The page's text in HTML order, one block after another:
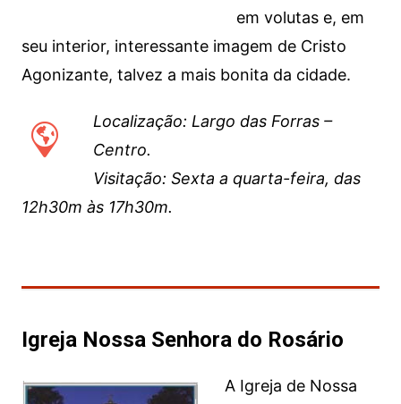
em volutas e, em
seu interior, interessante imagem de Cristo
Agonizante, talvez a mais bonita da cidade.
Localização: Largo das Forras –
Centro.
Visitação: Sexta a quarta-feira, das
12h30m às 17h30m.
Igreja Nossa Senhora do Rosário
A Igreja de Nossa